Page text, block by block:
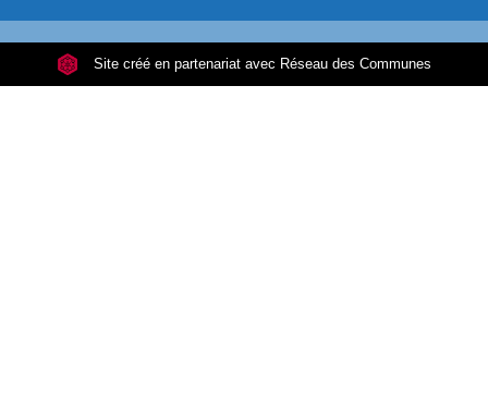
Site créé en partenariat avec Réseau des Communes